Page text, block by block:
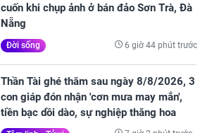
cuốn khi chụp ảnh ở bán đảo Sơn Trà, Đà
Nẵng
Đời sống 6 giờ 44 phút trước
Thần Tài ghé thăm sau ngày 8/8/2026, 3
con giáp đón nhận 'cơn mưa may mắn',
tiền bạc dồi dào, sự nghiệp thăng hoa